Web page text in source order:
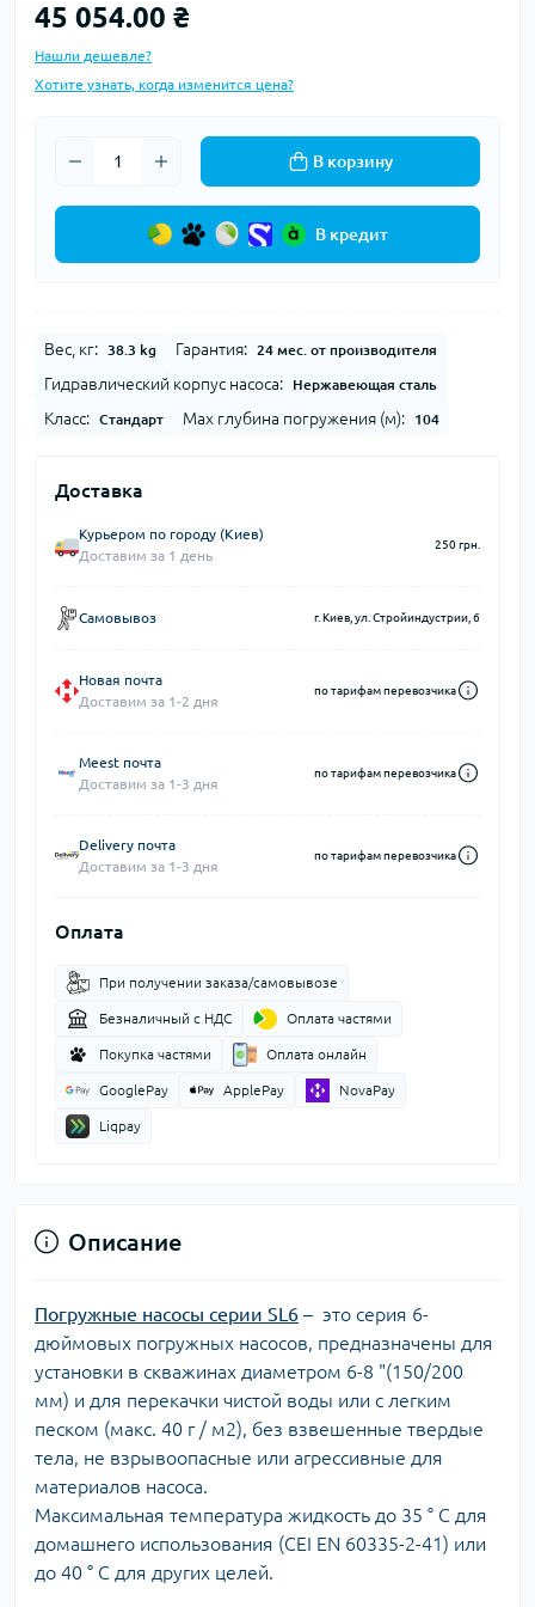
45 054.00 ₴
Нашли дешевле?
Хотите узнать, когда изменится цена?
В корзину
В кредит
Вес, кг: 38.3 kg Гарантия: 24 мес. от производителя
Гидравлический корпус насоса: Нержавеющая сталь
Класс: Стандарт Мах глубина погружения (м): 104
Доставка
Курьером по городу (Киев)
Доставим за 1 день
250 грн.
Самовывоз г. Киев, ул. Стройиндустрии, 6
Новая почта
Доставим за 1-2 дня
по тарифам перевозчика
Meest почта
Доставим за 1-3 дня
по тарифам перевозчика
Delivery почта
Доставим за 1-3 дня
по тарифам перевозчика
Оплата
При получении заказа/самовывозе
Безналичный с НДС Оплата частями
Покупка частями Оплата онлайн
GooglePay ApplePay NovaPay
Liqpay
Описание
Погружные насосы серии SL6 – это серия 6-
дюймовых погружных насосов, предназначены для
установки в скважинах диаметром 6-8 "(150/200
мм) и для перекачки чистой воды или с легким
песком (макс. 40 г / м2), без взвешенные твердые
тела, не взрывоопасные или агрессивные для
материалов насоса.
Максимальная температура жидкость до 35 ° C для
домашнего использования (CEI EN 60335-2-41) или
до 40 ° C для других целей.